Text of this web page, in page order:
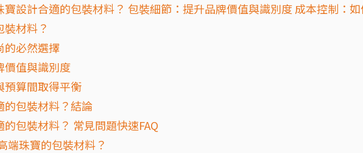
設計合適的包裝材料？ 包裝細節：提升品牌價值與識別度 成本控制：
材料？
的必然選擇
價值與識別度
預算間取得平衡
包裝材料？結論
包裝材料？ 常見問題快速FAQ
端珠寶的包裝材料？